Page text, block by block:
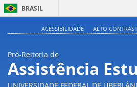
BRASIL
ACESSIBILIDADE ALTO
Pró-Reitoria de
Assistência